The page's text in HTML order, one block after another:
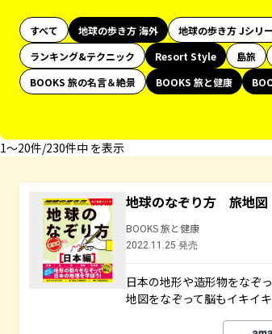
すべて 地球の歩き方 海外 地球の歩き方 Jシリー
ランキング&テクニック
Resort Style 島旅
BOOKS 旅の名言＆絶景
BOOKS 旅と健康
1〜20件/230件中 を表示
地球のなぞり方 旅地
BOOKS 旅と健康
2022.11.25 発売
日本の地形や造形物をなぞ
地図をなぞって脳もイキイキ